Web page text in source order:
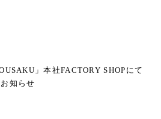
」本社FACTORY SHOPにて
知らせ